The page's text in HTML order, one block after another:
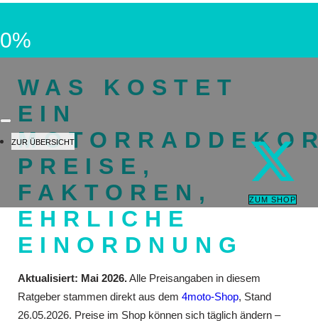
0%
ZUM SHOP
ZUR ÜBERSICHT
WAS KOSTET
EIN
PREISE,
FAKTOREN,
EHRLICHE
EINORDNUNG
Aktualisiert: Mai 2026.Alle Preisangaben in diesem
Ratgeber stammen direkt aus dem 4moto-Shop, Stand
26.05.2026. Preise im Shop können sich täglich ändern –